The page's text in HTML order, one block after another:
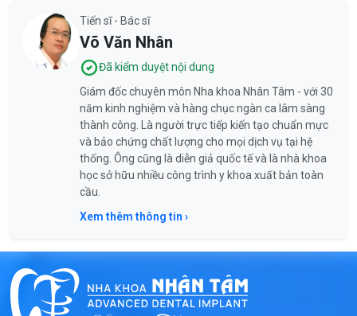
Tiến sĩ - Bác sĩ
Võ Văn Nhân
Đã kiểm duyệt nội dung
Giám đốc chuyên môn Nha khoa Nhân Tâm - với 30
năm kinh nghiệm và hàng chục ngàn ca lâm sàng
thành công. Là người trực tiếp kiến tạo chuẩn mực
và bảo chứng chất lượng cho mọi dịch vụ tại hệ
thống. Ông cũng là diễn giả quốc tế và là nhà khoa
học sở hữu nhiều công trình y khoa xuất bản toàn
cầu.
Xem thêm thông tin ›